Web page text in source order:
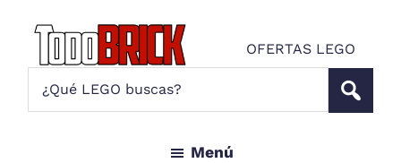
contenido
principal
página
Brick
OFERTAS LEGO
Noticias
Menú